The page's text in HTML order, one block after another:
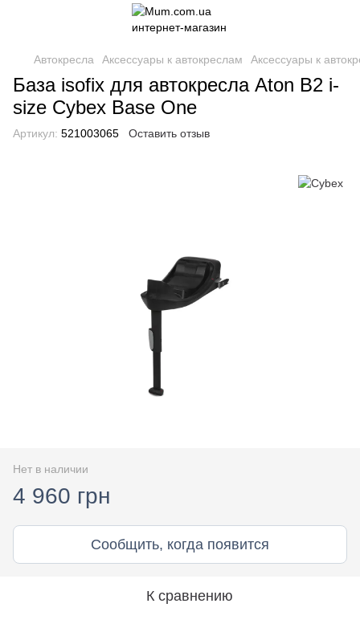
Автокресла Аксессуары к автокреслам Аксессуары к
База isofix для автокресла Aton B2 i-
size Cybex Base One
Артикул: 521003065 Оставить отзыв
Нет в наличии
4 960 грн
Сообщить, когда появится
К сравнению